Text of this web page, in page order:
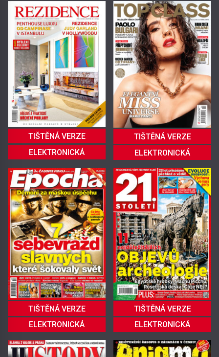
TIŠTĚNÁ VERZE
ELEKTRONICKÁ
TIŠTĚNÁ VERZE
ELEKTRONICKÁ
TIŠTĚNÁ VERZE
ELEKTRONICKÁ
TIŠTĚNÁ VERZE
ELEKTRONICKÁ